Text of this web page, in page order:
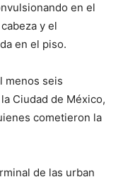
en el
y el
en el piso.
menos seis
Ciudad de México,
cometieron la
de las urban